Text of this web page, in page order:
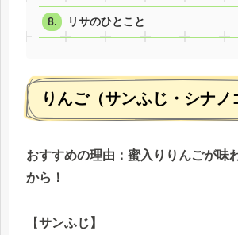
リサのひとこと
りんご（サンふじ・シナノ
おすすめの理由：蜜入りりんごが味
から！
【サンふじ】